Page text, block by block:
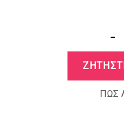
-
ΠΩΣ